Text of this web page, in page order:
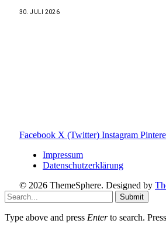
30. JULI 2026
Facebook X (Twitter) Instagram
Impressum
Datenschutzerklärung
© 2026 ThemeSphere. Designed by
Submit
Type above and press Enterto search. Press